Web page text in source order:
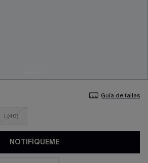
Guía de tallas
L(40)
NOTIFÍQUEME